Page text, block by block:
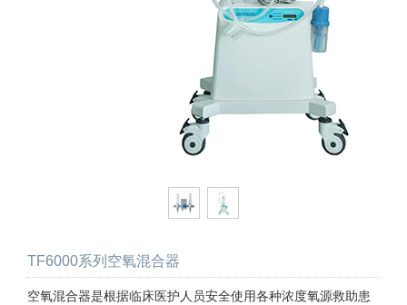
TF6000系列空氧混合器
空氧混合器是根据临床医护人员安全使用各种浓度氧源救助患